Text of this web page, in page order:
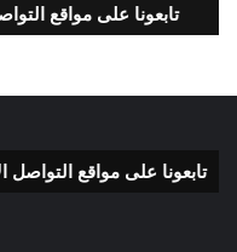
تابعونا على مواقع
تابعونا على مواقع التواصل